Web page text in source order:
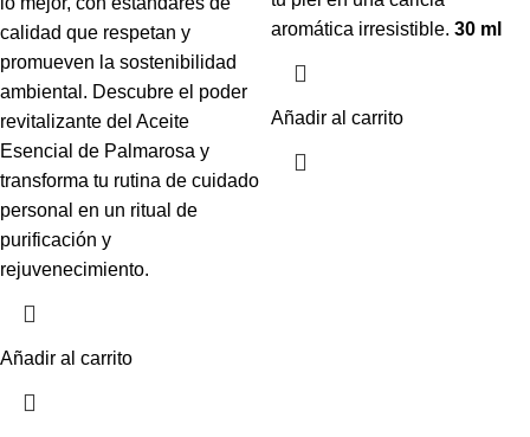
calidad que respetan y
promueven la sostenibilidad
ambiental. Descubre el poder
revitalizante del Aceite
Esencial de Palmarosa y
transforma tu rutina de cuidado
personal en un ritual de
purificación y
rejuvenecimiento.
Añadir al carrito
aromática irresistible. 30 ml
Añadir al carrito